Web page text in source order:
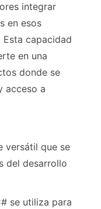
integrar
en esos
Esta capacidad
en una
donde se
acceso a
versátil que se
del desarrollo
se utiliza para